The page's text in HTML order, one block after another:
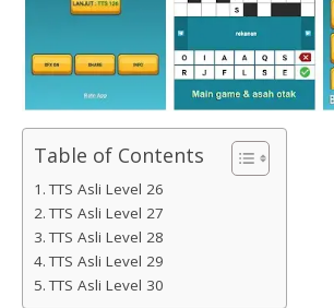
Table of Contents
TTS Asli Level 26
TTS Asli Level 27
TTS Asli Level 28
TTS Asli Level 29
TTS Asli Level 30